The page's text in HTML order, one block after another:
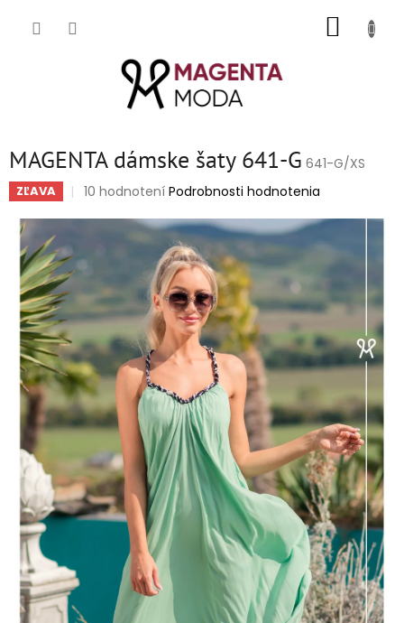
MAGENTA dámske šaty 641-G 641-G/XS
ZĽAVA
Priemerné
produktu
4,9
5
hviezdičiek.
10 hodnotení Podrobnosti hodnotenia